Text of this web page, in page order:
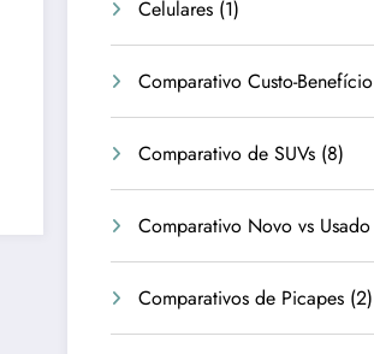
Celulares (1)
Comparativo Custo-Benefício
Comparativo de SUVs (8)
Comparativo Novo vs Usado
Comparativos de Picapes (2)